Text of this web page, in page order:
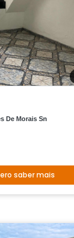
De Morais Sn
saber mais